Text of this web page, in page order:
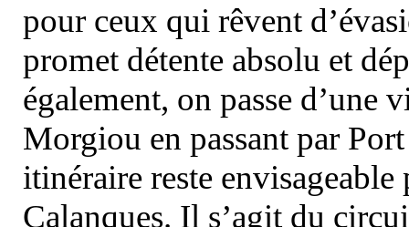
pour ceux qui rêvent
promet détente absolu et
également, on passe d’une
Morgiou en passant par
itinéraire reste
Calanques. Il s’agit du